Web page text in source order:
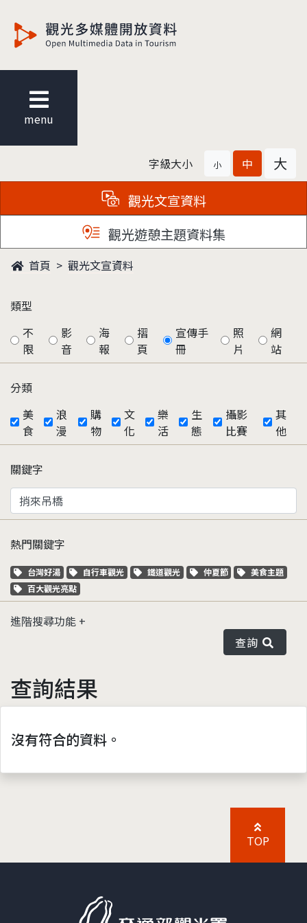
menu
字級大小 小 中 大
觀光文宣資料
觀光遊憩主題資料集
首頁 觀光文宣資料
類型
不
限
影
音
海
報
摺
頁
宣傳手
冊
照
片
網
站
分類
美
食
浪
漫
購
物
文
化
樂
活
生
態
攝影
比賽
其
他
關鍵字
熱門關鍵字
關鍵字標籤
台灣好湯 關鍵字標籤
自行車觀光 關鍵字標籤
鐵道觀光 關鍵字標籤
仲夏節 關鍵字標籤
美食主題
關鍵字標籤
百大觀光亮點
進階搜尋功能
查詢
查詢結果
沒有符合的資料。
TOP